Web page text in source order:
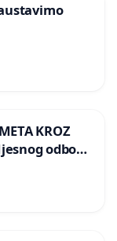
KROZ
odbora